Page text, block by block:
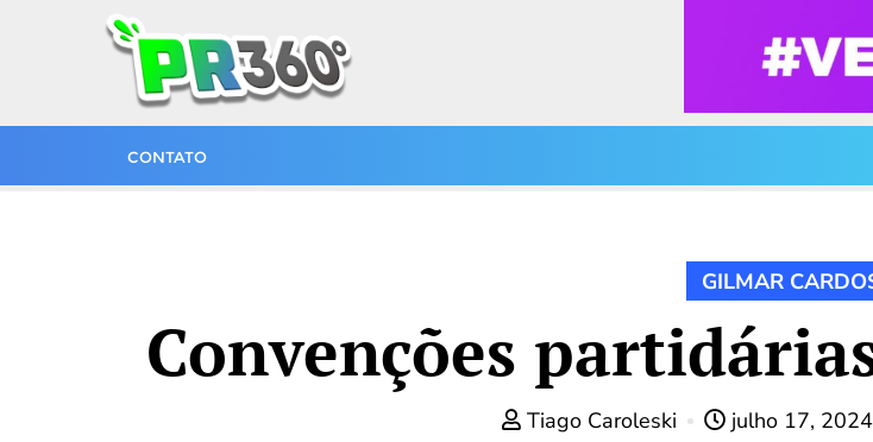
CONTATO
GILMAR
Convenções
Tiago Caroleski julho 17, 2024